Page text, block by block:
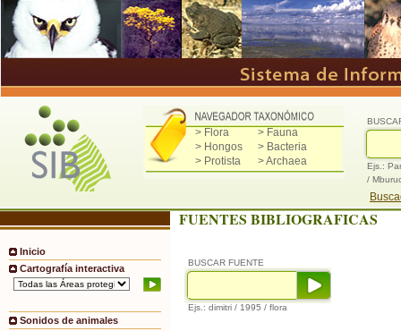
> Flora
> Fauna
> Hongos
> Bacteria
> Protista
> Archaea
Ejs.:
/
Inicio
Cartografía interactiva
Sonidos de animales
FUENTES BIBLIOGRAFICAS
BUSCAR FUENTE
Ejs.: dimitri / 1995 / flora